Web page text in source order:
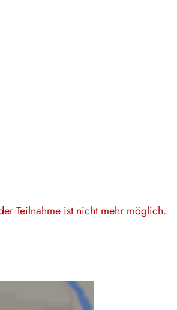
Teilnahme ist nicht mehr möglich.